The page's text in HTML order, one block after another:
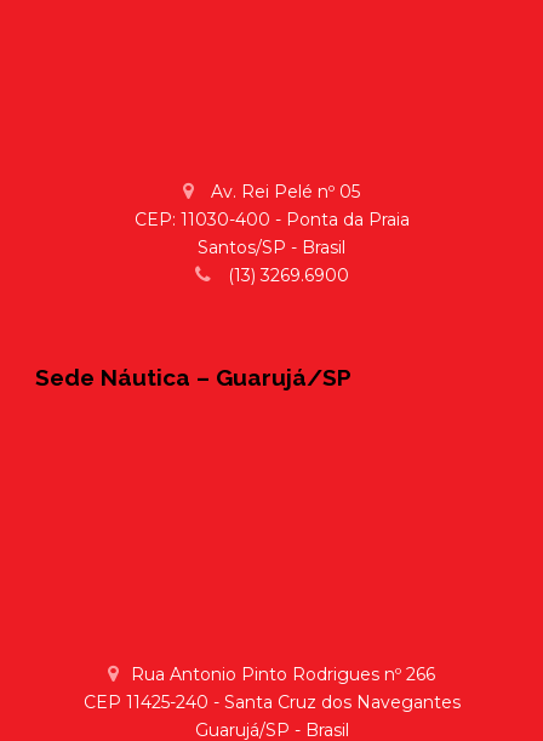
Av. Rei Pelé nº 05
CEP: 11030-400 - Ponta da Praia
Santos/SP - Brasil
(13) 3269.6900
Sede Náutica – Guarujá/SP
Rua Antonio Pinto Rodrigues nº 266
CEP 11425-240 - Santa Cruz dos Navegantes
Guarujá/SP - Brasil